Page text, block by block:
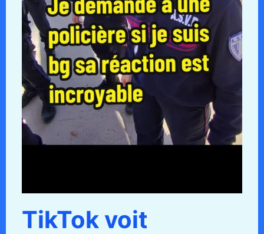
TikTok voit